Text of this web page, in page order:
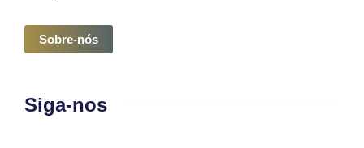
Sobre-nós
Siga-nos